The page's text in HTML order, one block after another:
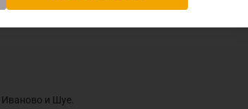
Иваново и Шуе.